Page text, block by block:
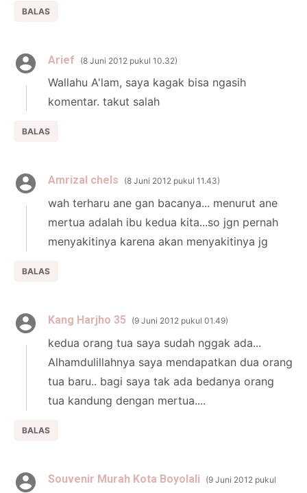
BALAS
Arief 8 Juni 2012 pukul 10.32
Wallahu A'lam, saya kagak bisa ngasih
komentar. takut salah
BALAS
Amrizal chels 8 Juni 2012 pukul 11.43
wah terharu ane gan bacanya... menurut ane
mertua adalah ibu kedua kita...so jgn pernah
menyakitinya karena akan menyakitinya jg
BALAS
Kang Harjho 35 9 Juni 2012 pukul 01.49
kedua orang tua saya sudah nggak ada...
Alhamdulillahnya saya mendapatkan dua orang
tua baru.. bagi saya tak ada bedanya orang
tua kandung dengan mertua....
BALAS
Souvenir Murah Kota Boyolali
9 Juni 2012 pukul